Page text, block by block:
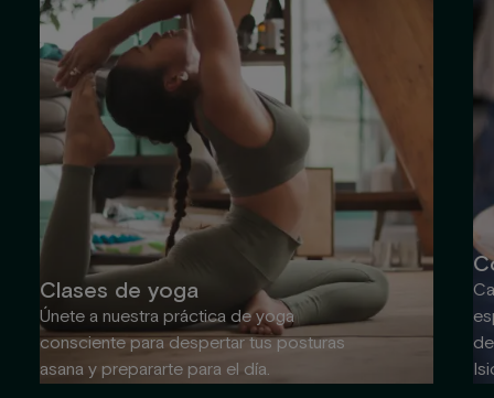
Clases de yoga
Únete a nuestra práctica de yoga
consciente para despertar tus posturas
asana y prepararte para el día.